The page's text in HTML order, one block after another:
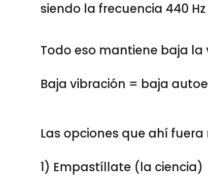
siendo la frecuencia 440
Todo eso mantiene baja la
Baja vibración = baja
Las opciones que ahí
1) Empastíllate (la ciencia)